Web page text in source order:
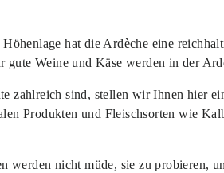
hat die Ardèche eine
gute Weine und Käse werden in der
zahlreich sind, stellen wir Ihnen hier
Produkten und Fleischsorten wie
werden nicht müde, sie zu probieren,